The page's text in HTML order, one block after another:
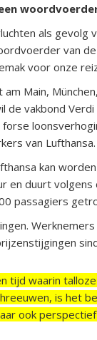
als gevolg
van
voor onze
Main,
de vakbond
van Lufthansa.
kan
en duurt
passagiers
tijd waarin
is het
ook